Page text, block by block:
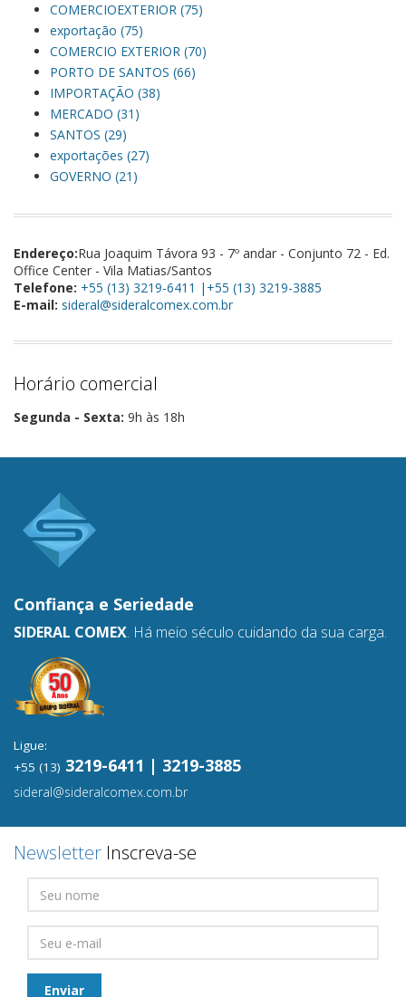
COMERCIOEXTERIOR (75)
exportação (75)
COMERCIO EXTERIOR (70)
PORTO DE SANTOS (66)
IMPORTAÇÃO (38)
MERCADO (31)
SANTOS (29)
exportações (27)
GOVERNO (21)
Endereço:Rua Joaquim Távora 93 - 7º andar - Conjunto 72 - Ed.
Office Center - Vila Matias/Santos
Telefone: +55 (13) 3219-6411 |+55 (13) 3219-3885
E-mail: sideral@sideralcomex.com.br
Horário comercial
Segunda - Sexta: 9h às 18h
Confiança e Seriedade
SIDERAL COMEX. Há meio século cuidando da sua carga.
Ligue:
+55 (13) 3219-6411 | 3219-3885
sideral@sideralcomex.com.br
Newsletter Inscreva-se